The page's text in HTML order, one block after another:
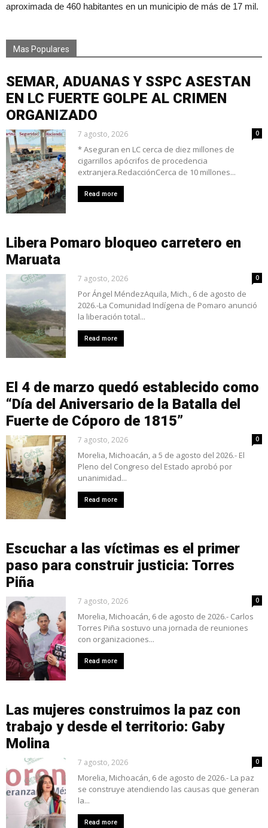
aproximada de 460 habitantes en un municipio de más de 17 mil.
Mas Populares
SEMAR, ADUANAS Y SSPC ASESTAN
EN LC FUERTE GOLPE AL CRIMEN
ORGANIZADO
7 agosto, 2026 0
* Aseguran en LC cerca de diez millones de
cigarrillos apócrifos de procedencia
extranjera.RedacciónCerca de 10 millones...
Read more
Libera Pomaro bloqueo carretero en
Maruata
7 agosto, 2026 0
Por Ángel MéndezAquila, Mich., 6 de agosto de
2026.-La Comunidad Indígena de Pomaro anunció
la liberación total...
Read more
El 4 de marzo quedó establecido como
“Día del Aniversario de la Batalla del
Fuerte de Cóporo de 1815”
7 agosto, 2026 0
Morelia, Michoacán, a 5 de agosto del 2026.- El
Pleno del Congreso del Estado aprobó por
unanimidad...
Read more
Escuchar a las víctimas es el primer
paso para construir justicia: Torres
Piña
7 agosto, 2026 0
Morelia, Michoacán, 6 de agosto de 2026.- Carlos
Torres Piña sostuvo una jornada de reuniones
con organizaciones...
Read more
Las mujeres construimos la paz con
trabajo y desde el territorio: Gaby
Molina
7 agosto, 2026 0
Morelia, Michoacán, 6 de agosto de 2026.- La paz
se construye atendiendo las causas que generan
la...
Read more